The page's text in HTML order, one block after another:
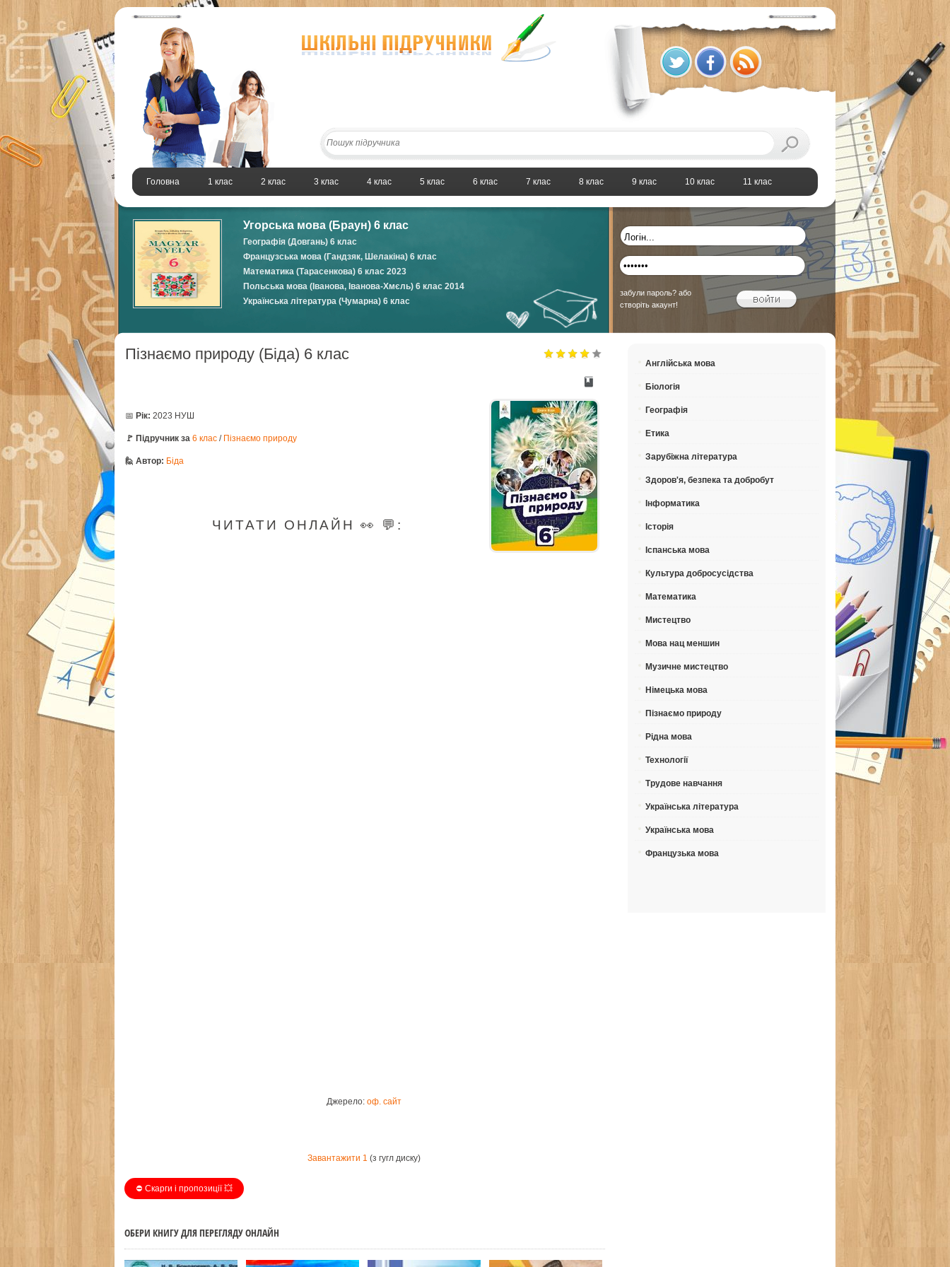
Головна 1 клас 2 клас 3 клас 4 клас 5 клас 6 клас 7 клас 8 клас 9 клас 10 клас 11 клас
забули пароль? або
створіть акаунт!
Угорська мова (Браун) 6 клас
Географія (Довгань) 6 клас
Французська мова (Гандзяк, Шелакіна) 6 клас
Математика (Тарасенкова) 6 клас 2023
Польська мова (Іванова, Іванова-Хмєль) 6 клас 2014
Українська література (Чумарна) 6 клас
Пізнаємо природу (Біда) 6 клас
📅 Рік: 2023 НУШ
🚩 Підручник за 6 клас / Пізнаємо природу
🙋 Автор: Біда
ЧИТАТИ ОНЛАЙН 👀 💬:
Джерело: оф. сайт
Завантажити 1 (з гугл диску)
⛔️ Скарги і пропозиції 💥
ОБЕРИ КНИГУ ДЛЯ ПЕРЕГЛЯДУ ОНЛАЙН
Англійська мова
Біологія
Географія
Етика
Зарубіжна література
Здоров'я, безпека та добробут
Інформатика
Історія
Іспанська мова
Культура добросусідства
Математика
Мистецтво
Мова нац меншин
Музичне мистецтво
Німецька мова
Пізнаємо природу
Рідна мова
Технології
Трудове навчання
Українська література
Українська мова
Французька мова